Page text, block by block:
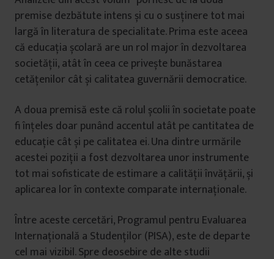
premise dezbătute intens și cu o susținere tot mai
largă în literatura de specialitate. Prima este aceea
că educația școlară are un rol major în dezvoltarea
societății, atât în ceea ce privește bunăstarea
cetățenilor cât și calitatea guvernării democratice.
A doua premisă este că rolul școlii în societate poate
fi înțeles doar punând accentul atât pe cantitatea de
educație cât și pe calitatea ei. Una dintre urmările
acestei poziții a fost dezvoltarea unor instrumente
tot mai sofisticate de estimare a calității învățării, și
aplicarea lor în contexte comparate internaționale.
Între aceste cercetări, Programul pentru Evaluarea
Internațională a Studenților (PISA), este de departe
cel mai vizibil. Spre deosebire de alte studii